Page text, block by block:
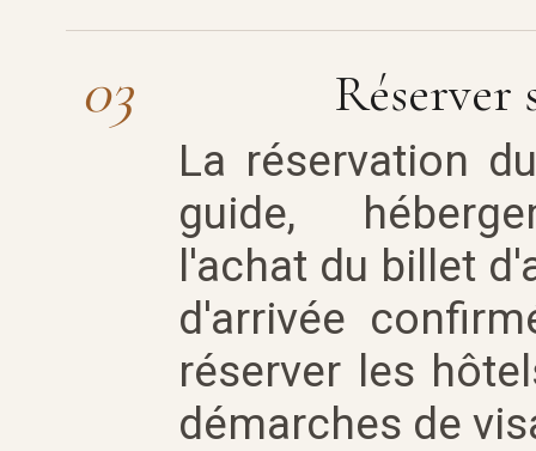
03
La réservation
guide,
l'achat du billet
d'arrivée
réserver les
démarches de